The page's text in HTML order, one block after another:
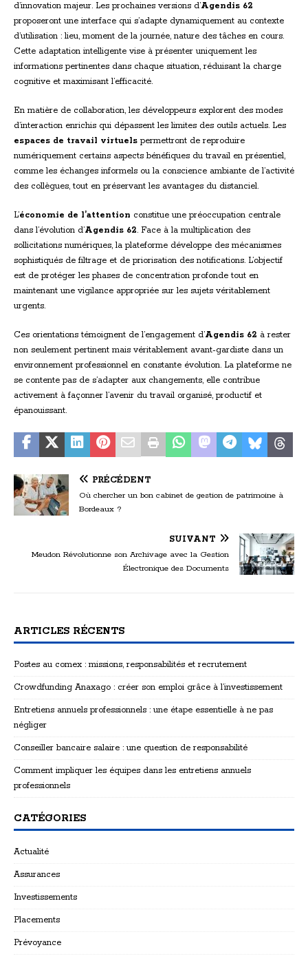
d’innovation majeur. Les prochaines versions d’Agendis 62
proposeront une interface qui s’adapte dynamiquement au contexte
d’utilisation : lieu, moment de la journée, nature des tâches en cours.
Cette adaptation intelligente vise à présenter uniquement les
informations pertinentes dans chaque situation, réduisant la charge
cognitive et maximisant l’efficacité.
En matière de collaboration, les développeurs explorent des modes
d’interaction enrichis qui dépassent les limites des outils actuels. Les
espaces de travail virtuels permettront de reproduire
numériquement certains aspects bénéfiques du travail en présentiel,
comme les échanges informels ou la conscience ambiante de l’activité
des collègues, tout en préservant les avantages du distanciel.
L’économie de l’attention constitue une préoccupation centrale
dans l’évolution d’Agendis 62. Face à la multiplication des
sollicitations numériques, la plateforme développe des mécanismes
sophistiqués de filtrage et de priorisation des notifications. L’objectif
est de protéger les phases de concentration profonde tout en
maintenant une vigilance appropriée sur les sujets véritablement
urgents.
Ces orientations témoignent de l’engagement d’Agendis 62 à rester
non seulement pertinent mais véritablement avant-gardiste dans un
environnement professionnel en constante évolution. La plateforme ne
se contente pas de s’adapter aux changements, elle contribue
activement à façonner l’avenir du travail organisé, productif et
épanouissant.
PRÉCÉDENT
Où chercher un bon cabinet de gestion de patrimoine à
Bordeaux ?
SUIVANT
Meudon Révolutionne son Archivage avec la Gestion
Électronique des Documents
ARTICLES RÉCENTS
Postes au comex : missions, responsabilités et recrutement
Crowdfunding Anaxago : créer son emploi grâce à l’investissement
Entretiens annuels professionnels : une étape essentielle à ne pas
négliger
Conseiller bancaire salaire : une question de responsabilité
Comment impliquer les équipes dans les entretiens annuels
professionnels
CATÉGORIES
Actualité
Assurances
Investissements
Placements
Prévoyance